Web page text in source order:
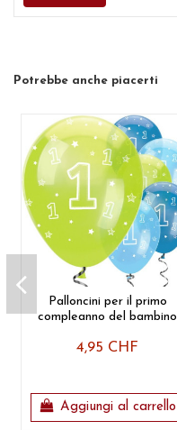
Potrebbe anche piacerti
Palloncini per il primo
compleanno del bambino
4,95 CHF
Aggiungi al carrello